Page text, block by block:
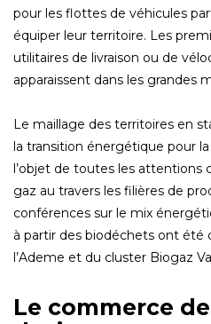
pour les flottes de véhicules
équiper leur territoire. Les
utilitaires de livraison ou de
apparaissent dans les grandes
Le maillage des territoires en
la transition énergétique pour la
l’objet de toutes les attentions
gaz au travers les filières de
conférences sur le mix
à partir des biodéchets ont été
l’Ademe et du cluster Biogaz
Le commerce